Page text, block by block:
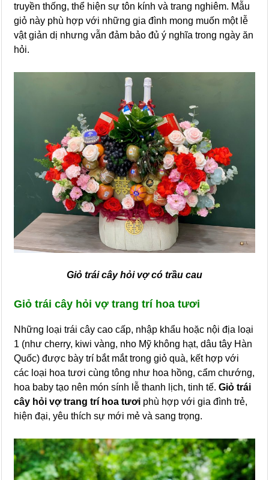
truyền thống, thể hiện sự tôn kính và trang nghiêm. Mẫu
giỏ này phù hợp với những gia đình mong muốn một lễ
vật giản dị nhưng vẫn đảm bảo đủ ý nghĩa trong ngày ăn
hỏi.
Giỏ trái cây hỏi vợ có trầu cau
Giỏ trái cây hỏi vợ trang trí hoa tươi
Những loại trái cây cao cấp, nhập khẩu hoặc nội địa loại
1 (như cherry, kiwi vàng, nho Mỹ không hạt, dâu tây Hàn
Quốc) được bày trí bắt mắt trong giỏ quà, kết hợp với
các loại hoa tươi cùng tông như hoa hồng, cẩm chướng,
hoa baby tạo nên món sính lễ thanh lịch, tinh tế. Giỏ trái
cây hỏi vợ trang trí hoa tươi phù hợp với gia đình trẻ,
hiện đại, yêu thích sự mới mẻ và sang trọng.